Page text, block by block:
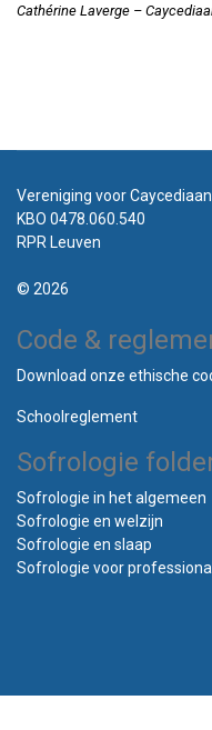
Cathérine Laverge –
Vereniging voor
KBO 0478.060.540
RPR Leuven
© 2026
Code &
Download onze ethische
Schoolreglement
Sofrologie
Sofrologie in het algemeen
Sofrologie en welzijn
Sofrologie en slaap
Sofrologie voor